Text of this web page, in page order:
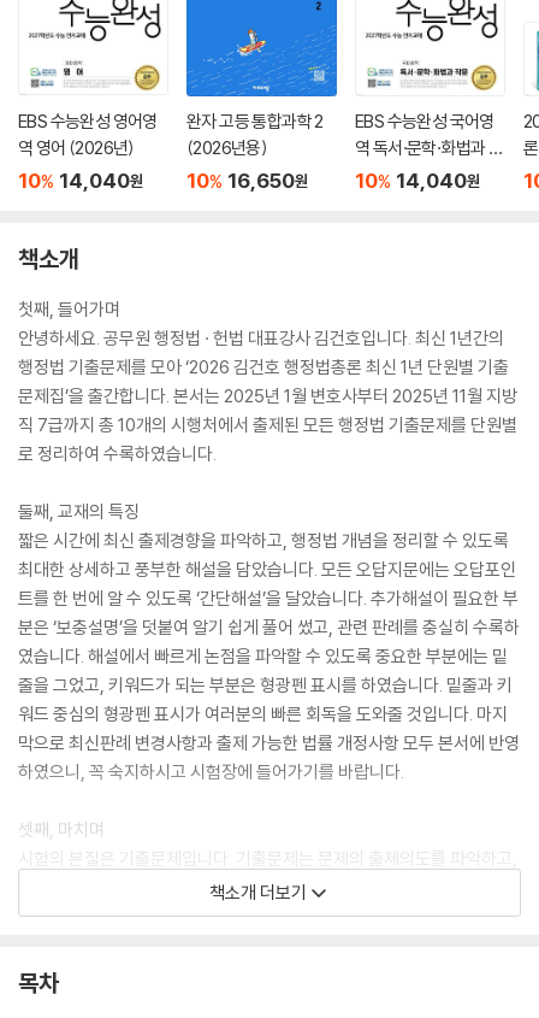
EBS 수능완성 영어영
역 영어 (2026년)
10% 14,040원
완자 고등 통합과학 2
(2026년용)
10% 16,650원
EBS 수능완성 국어영
역 독서·문학·화법과 작
문 (2026년)
10% 14,040원
(
책소개
첫째, 들어가며
안녕하세요. 공무원 행정법 · 헌법 대표강사 김건호입니다. 최신 1년간의
행정법 기출문제를 모아 ‘2026 김건호 행정법총론 최신 1년 단원별 기출
문제집’을 출간합니다. 본서는 2025년 1월 변호사부터 2025년 11월 지방
직 7급까지 총 10개의 시행처에서 출제된 모든 행정법 기출문제를 단원별
로 정리하여 수록하였습니다.
둘째, 교재의 특징
짧은 시간에 최신 출제경향을 파악하고, 행정법 개념을 정리할 수 있도록
최대한 상세하고 풍부한 해설을 담았습니다. 모든 오답지문에는 오답포인
트를 한 번에 알 수 있도록 ‘간단해설’을 달았습니다. 추가해설이 필요한 부
분은 ‘보충설명’을 덧붙여 알기 쉽게 풀어 썼고, 관련 판례를 충실히 수록하
였습니다. 해설에서 빠르게 논점을 파악할 수 있도록 중요한 부분에는 밑
줄을 그었고, 키워드가 되는 부분은 형광펜 표시를 하였습니다. 밑줄과 키
워드 중심의 형광펜 표시가 여러분의 빠른 회독을 도와줄 것입니다. 마지
막으로 최신판례 변경사항과 출제 가능한 법률 개정사항 모두 본서에 반영
하였으니, 꼭 숙지하시고 시험장에 들어가기를 바랍니다.
셋째, 마치며
시험의 본질은 기출문제입니다. 기출문제는 문제의 출제의도를 파악하고,
빠르게 답을 고를 수 있는 인출(output) 단계의 능력을 기르는 열쇠이기
때문입니다.
기출문제 중에서도 최신 1년 기출문제는 출제 트랜드가 담겨 있기 때문에
책소개 더보기
목차